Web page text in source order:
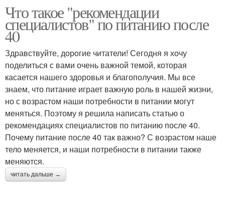
Что такое "рекомендации
специалистов" по питанию после
40
Здравствуйте, дорогие читатели! Сегодня я хочу
поделиться с вами очень важной темой, которая
касается нашего здоровья и благополучия. Мы все
знаем, что питание играет важную роль в нашей жизни,
но с возрастом наши потребности в питании могут
меняться. Поэтому я решила написать статью о
рекомендациях специалистов по питанию после 40.
Почему питание после 40 так важно? С возрастом наше
тело меняется, и наши потребности в питании также
меняются.
читать дальше →